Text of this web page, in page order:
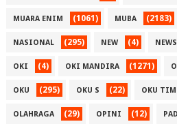
MUARA ENIM (1061) MUBA (2183)
NASIONAL (295) NEW (4) NEWS
OKI (4) OKI MANDIRA (1271)
OKU (295) OKU S (22) OKU
OLAHRAGA (29) OPINI (12)